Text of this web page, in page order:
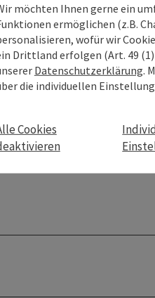
möchten Ihnen gerne ein
ermöglichen (z.B.
wofür wir
Drittland erfolgen (Art. 49
Datenschutzerklärung.
die individuellen
Cookies